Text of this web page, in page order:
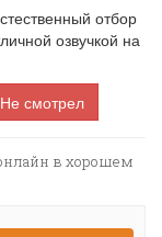
отбор
озвучкой на
Не смотрел
в хорошем